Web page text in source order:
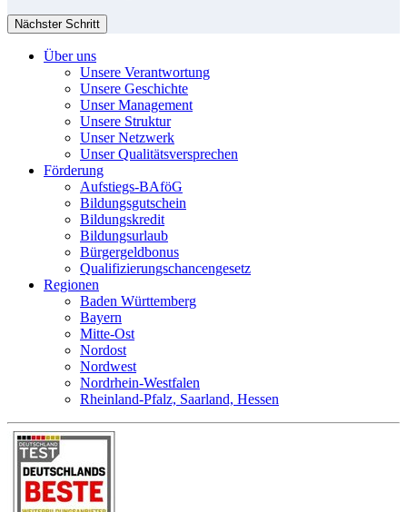
Nächster Schritt
Über uns
Unsere Verantwortung
Unsere Geschichte
Unser Management
Unsere Struktur
Unser Netzwerk
Unser Qualitätsversprechen
Förderung
Aufstiegs-BAföG
Bildungsgutschein
Bildungskredit
Bildungsurlaub
Bürgergeldbonus
Qualifizierungschancengesetz
Regionen
Baden Württemberg
Bayern
Mitte-Ost
Nordost
Nordwest
Nordrhein-Westfalen
Rheinland-Pfalz, Saarland, Hessen